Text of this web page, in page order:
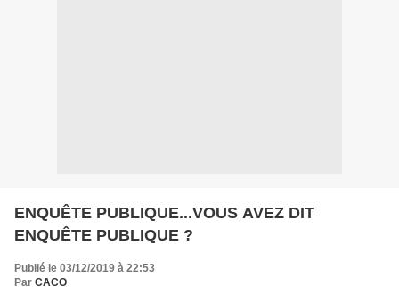
ENQUÊTE PUBLIQUE...VOUS AVEZ DIT
ENQUÊTE PUBLIQUE ?
Publié le 03/12/2019 à 22:53
Par CACO